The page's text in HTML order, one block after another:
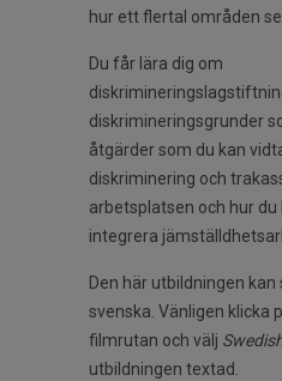
hur ett flertal områden
Du får lära dig om
diskrimineringsgrunder
åtgärder som du kan
diskriminering och
arbetsplatsen och hur
integrera
Den här utbildningen
svenska. Vänligen klicka
filmrutan och välj
utbildningen textad.